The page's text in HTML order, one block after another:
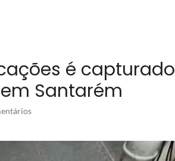
é capturado
Santarém